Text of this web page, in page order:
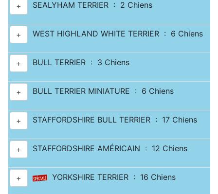
+ SEALYHAM TERRIER : 2 Chiens
+ WEST HIGHLAND WHITE TERRIER : 6 Chiens
+ BULL TERRIER : 3 Chiens
+ BULL TERRIER MINIATURE : 6 Chiens
+ STAFFORDSHIRE BULL TERRIER : 17 Chiens
+ STAFFORDSHIRE AMÉRICAIN : 12 Chiens
+ YORKSHIRE TERRIER : 16 Chiens